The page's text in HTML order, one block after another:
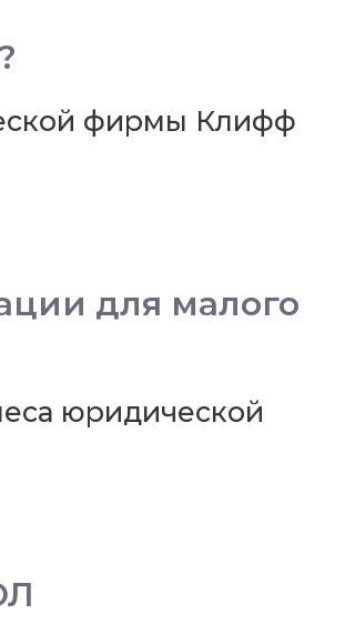
фирмы Клифф
для малого
юридической